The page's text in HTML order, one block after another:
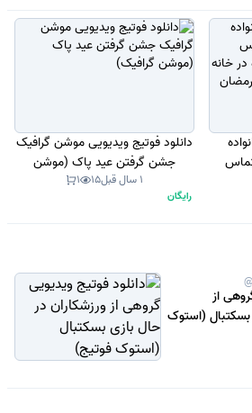
خانه
دانلود فوتیج ویدیویی موشن گرافیک
جشن گرفتن عید پاک (موشن
گرافیک)
1 سال قبل 15
1
رایگان
از
بسکتبال (استوک